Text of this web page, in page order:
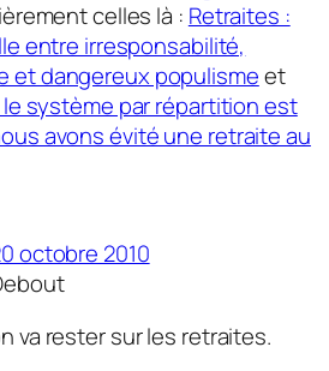
celles là : Retraites :
entre irresponsabilité,
et dangereux populismeet
système par répartition est
avons évité une retraite au
octobre 2010
va rester sur les retraites.